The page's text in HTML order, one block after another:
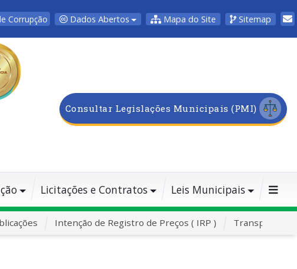
Corrupção Dados Abertos Mapa do Site Sitemap
Consultar Legislações Municipais (PMI)
Licitações e Contratos Leis Municipais
Intenção de Registro de Preços ( IRP ) Transporte